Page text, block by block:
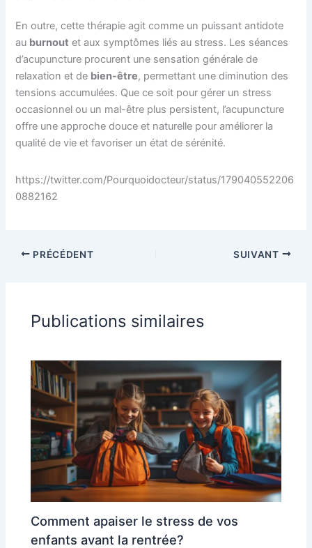
En outre, cette thérapie agit comme un puissant antidote
au burnout et aux symptômes liés au stress. Les séances
d’acupuncture procurent une sensation générale de
relaxation et de bien-être, permettant une diminution des
tensions accumulées. Que ce soit pour gérer un stress
occasionnel ou un mal-être plus persistent, l’acupuncture
offre une approche douce et naturelle pour améliorer la
qualité de vie et favoriser un état de sérénité.
https://twitter.com/Pourquoidocteur/status/179040552206
0882162
PRÉCÉDENT SUIVANT
Publications similaires
Comment apaiser le stress de vos
enfants avant la rentrée?